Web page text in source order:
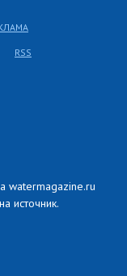
watermagazine.ru
источник.
RSS